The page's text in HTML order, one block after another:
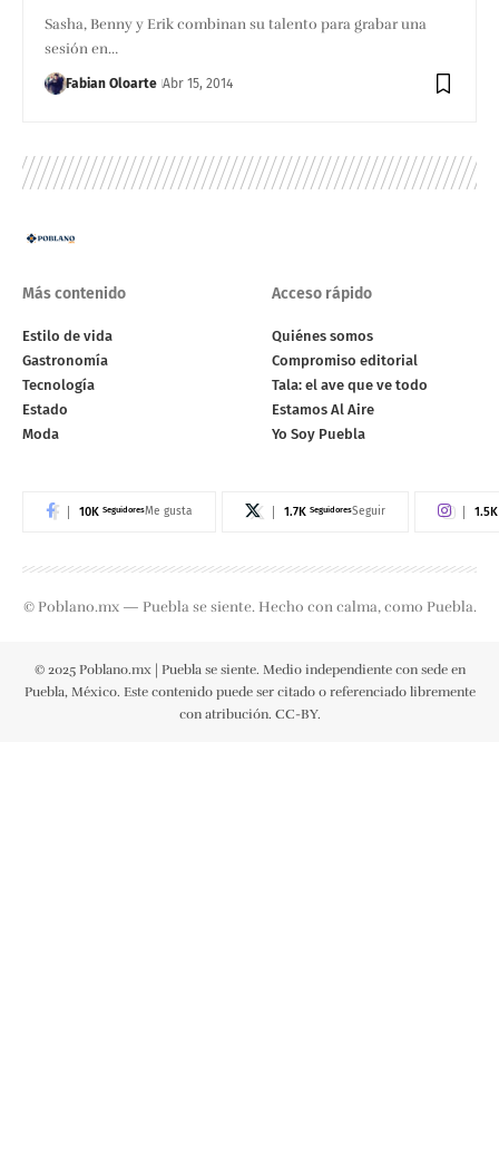
Sasha, Benny y Erik combinan su talento para grabar una
sesión en…
Fabian Oloarte Abr 15, 2014
Más contenido
Estilo de vida
Gastronomía
Tecnología
Estado
Moda
Acceso rápido
Quiénes somos
Compromiso editorial
Tala: el ave que ve todo
Estamos Al Aire
Yo Soy Puebla
10K SeguidoresMe gusta 1.7K SeguidoresSeguir 1.5K
© Poblano.mx — Puebla se siente. Hecho con calma, como Puebla.
© 2025 Poblano.mx | Puebla se siente. Medio independiente con sede en
Puebla, México. Este contenido puede ser citado o referenciado libremente
con atribución. CC-BY.